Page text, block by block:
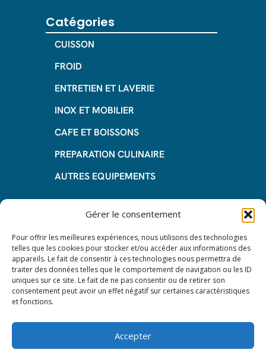
Gérer le consentement
Pour offrir les meilleures expériences, nous utilisons des technologies
telles que les cookies pour stocker et/ou accéder aux informations des
appareils. Le fait de consentir à ces technologies nous permettra de
traiter des données telles que le comportement de navigation ou les ID
uniques sur ce site. Le fait de ne pas consentir ou de retirer son
consentement peut avoir un effet négatif sur certaines caractéristiques
et fonctions.
Accepter
Catégories
CUISSON
FROID
ENTRETIEN ET LAVERIE
INOX ET MOBILIER
CAFE ET BOISSONS
PREPARATION CULINAIRE
AUTRES EQUIPEMENTS
Informations
Questions fréquentes
Les avantages de la LOA
Les étapes du leasing de matériel
de restauration
Mentions Légales